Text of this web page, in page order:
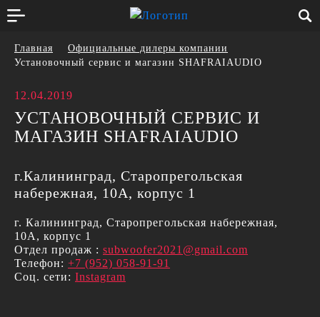
Главная
Официальные дилеры компании
Установочный сервис и магазин SHAFRAIAUDIO
12.04.2019
УСТАНОВОЧНЫЙ СЕРВИС И
МАГАЗИН SHAFRAIAUDIO
г.Калининград, Старопрегольская
набережная, 10А, корпус 1
г. Калининград, Старопрегольская набережная,
10А, корпус 1
Отдел продаж : subwoofer2021@gmail.com
Телефон: +7 (952) 058-91-91
Соц. сети: Instagram